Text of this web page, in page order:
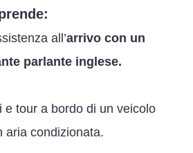
all’arrivo con un
parlante inglese.
e tour a bordo di un veicolo
aria condizionata.